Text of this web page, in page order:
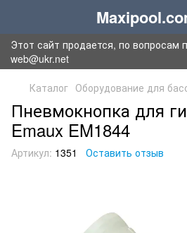
Этот сайт продается, по вопросам
web@ukr.net
Каталог Оборудование для
Пневмокнопка для
Emaux EM1844
Артикул: 1351 Оставить отзыв